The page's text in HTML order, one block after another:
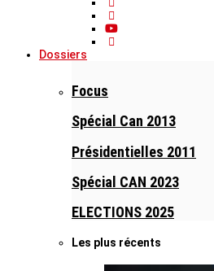
Dossiers
Focus
Spécial Can 2013
Présidentielles 2011
Spécial CAN 2023
ELECTIONS 2025
Les plus récents